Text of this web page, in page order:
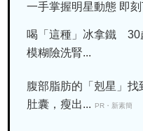
一手掌握明星動態 即
喝「這種」冰拿鐵 30
模糊險洗腎...
腹部脂肪的「剋星」
肚囊，瘦出...
PR・新素簡